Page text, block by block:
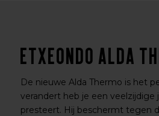
Etxeondo Alda
De nieuwe Alda Thermo is het
verandert heb je een
presteert. Hij beschermt tegen